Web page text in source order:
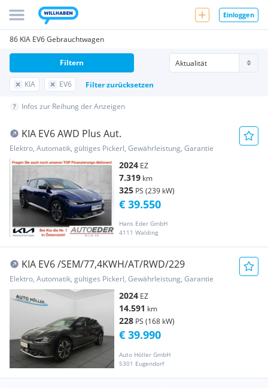
Einloggen
86 KIA EV6 Gebrauchtwagen
KIA EV6 Filter zurücksetzen
Filtern
Infos zur Reihung der Anzeigen
KIA EV6 AWD Plus Aut.
Elektro, Automatik, gültiges Pickerl, Gewährleistung, Garantie
2024 EZ
7.319 km
325 PS (239 kW)
Hans Eder GmbH
4111 Walding
€ 39.550
KIA EV6 /SEM/77,4KWH/AT/RWD/229
Elektro, Automatik, gültiges Pickerl, Gewährleistung, Garantie
2024 EZ
14.591 km
228 PS (168 kW)
Auto Höller GmbH
5301 Eugendorf
€ 39.990